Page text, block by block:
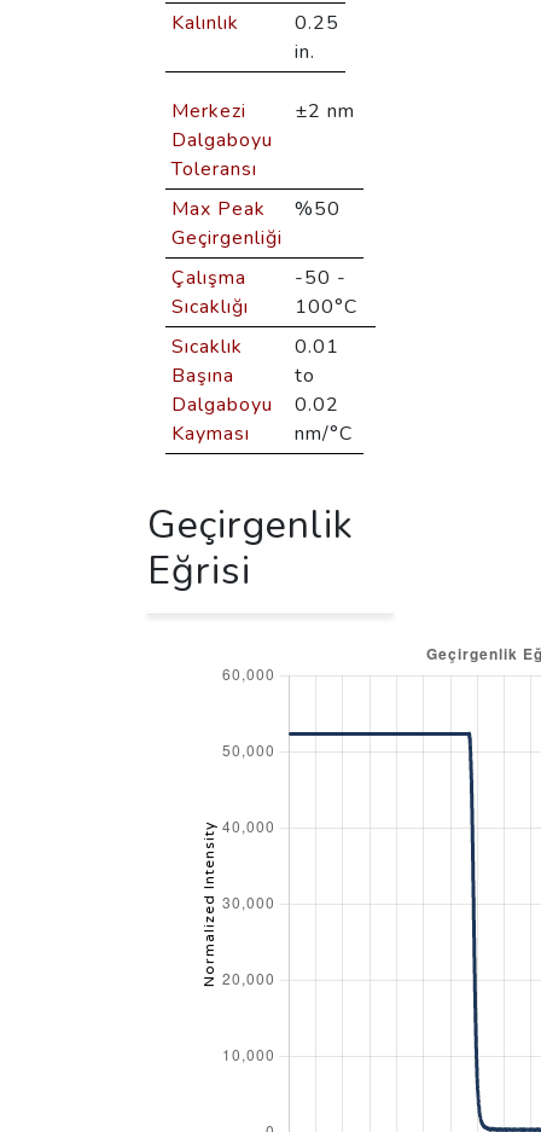
Kalınlık
0.25
in.
Merkezi
Dalgaboyu
Toleransı
±2 nm
Max Peak
Geçirgenliği
%50
Çalışma
Sıcaklığı
-50 -
100°C
Sıcaklık
Başına
Dalgaboyu
Kayması
0.01
to
0.02
nm/°C
Geçirgenlik
Eğrisi